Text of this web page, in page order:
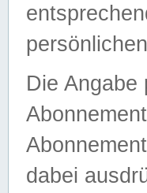
Die Angabe
dabei